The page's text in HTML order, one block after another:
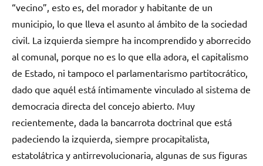
“vecino”, esto es, del morador y habitante de un
municipio, lo que lleva el asunto al ámbito de la sociedad
civil. La izquierda siempre ha incomprendido y aborrecido
al comunal, porque no es lo que ella adora, el capitalismo
de Estado, ni tampoco el parlamentarismo partitocrático,
dado que aquél está íntimamente vinculado al sistema de
democracia directa del concejo abierto. Muy
recientemente, dada la bancarrota doctrinal que está
padeciendo la izquierda, siempre procapitalista,
estatolátrica y antirrevolucionaria, algunas de sus figuras